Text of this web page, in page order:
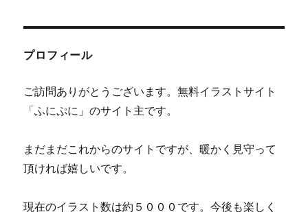
プロフィール
ご訪問ありがとうございます。無料イラストサイト
「ふにぷに」のサイト主です。
まだまだこれからのサイトですが、暖かく見守って
頂ければ嬉しいです。
現在のイラスト数は約５０００です。今後も楽しく